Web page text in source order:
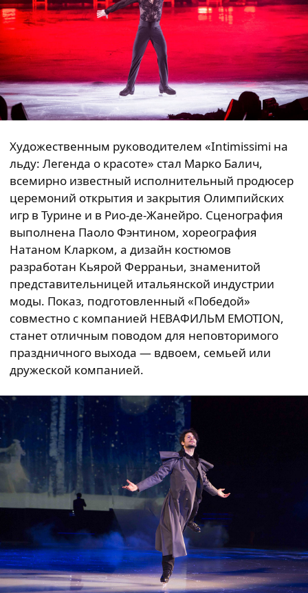
Художественным руководителем «Intimissimi на
льду: Легенда о красоте» стал Марко Балич,
всемирно известный исполнительный продюсер
церемоний открытия и закрытия Олимпийских
игр в Турине и в Рио-де-Жанейро. Сценография
выполнена Паоло Фэнтином, хореография
Натаном Кларком, а дизайн костюмов
разработан Кьярой Ферраньи, знаменитой
представительницей итальянской индустрии
моды. Показ, подготовленный «Победой»
совместно с компанией НЕВАФИЛЬМ EMOTION,
станет отличным поводом для неповторимого
праздничного выхода — вдвоем, семьей или
дружеской компанией.